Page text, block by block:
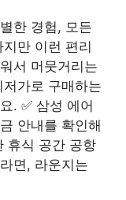
한 경험, 모든
만 이런 편리
서 머뭇거리는
가로 구매하는
. ✅ 삼성 에어
안내를 확인해
휴식 공간 공항
면, 라운지는